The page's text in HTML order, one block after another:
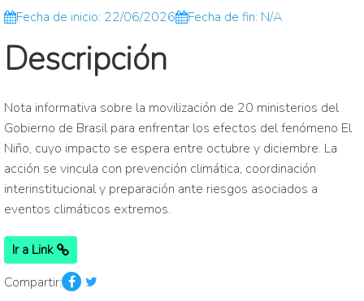
Fecha de inicio: 22/06/2026 Fecha de fin: N/A
Descripción
Nota informativa sobre la movilización de 20 ministerios del
Gobierno de Brasil para enfrentar los efectos del fenómeno El
Niño, cuyo impacto se espera entre octubre y diciembre. La
acción se vincula con prevención climática, coordinación
interinstitucional y preparación ante riesgos asociados a
eventos climáticos extremos.
Ir a Link
Compartir: